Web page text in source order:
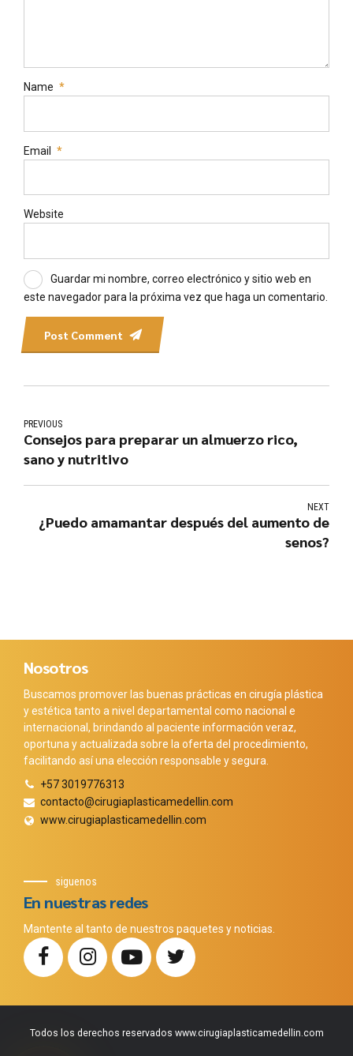
Name *
Email *
Website
Guardar mi nombre, correo electrónico y sitio web en
este navegador para la próxima vez que haga un comentario.
Post Comment
PREVIOUS
Consejos para preparar un almuerzo rico,
sano y nutritivo
NEXT
¿Puedo amamantar después del aumento de
senos?
Nosotros
Buscamos promover las buenas prácticas en cirugía plástica
y estética tanto a nivel departamental como nacional e
internacional, brindando al paciente información veraz,
oportuna y actualizada sobre la oferta del procedimiento,
facilitando así una elección responsable y segura.
+57 3019776313
contacto@cirugiaplasticamedellin.com
www.cirugiaplasticamedellin.com
siguenos
En nuestras redes
Mantente al tanto de nuestros paquetes y noticias.
Todos los derechos reservados www.cirugiaplasticamedellin.com